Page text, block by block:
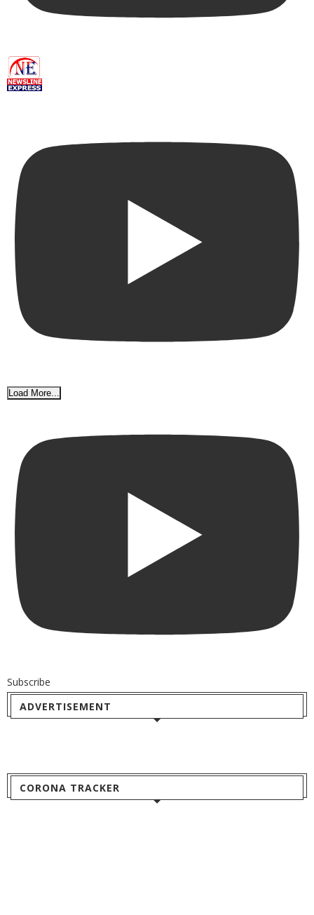
Load More...
Subscribe
ADVERTISEMENT
CORONA TRACKER